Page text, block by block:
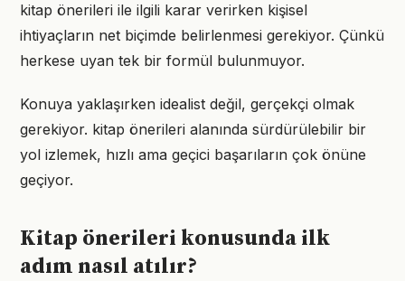
kitap önerileri ile ilgili karar verirken kişisel
ihtiyaçların net biçimde belirlenmesi gerekiyor. Çünkü
herkese uyan tek bir formül bulunmuyor.
Konuya yaklaşırken idealist değil, gerçekçi olmak
gerekiyor. kitap önerileri alanında sürdürülebilir bir
yol izlemek, hızlı ama geçici başarıların çok önüne
geçiyor.
Kitap önerileri konusunda ilk
adım nasıl atılır?